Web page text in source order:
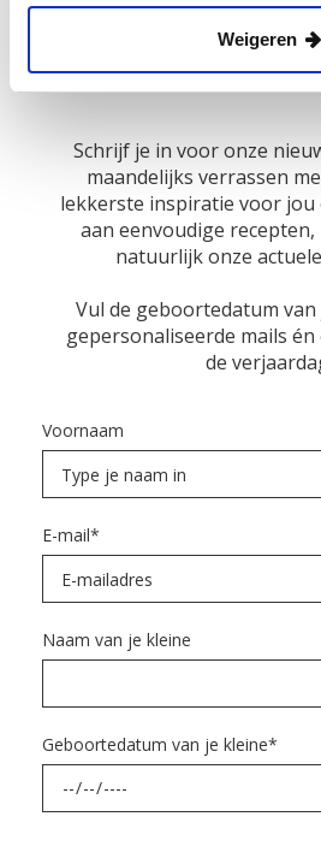
Weigeren
Word familie
Kleine
Schrijf je in voor onze
maandelijks verrassen
lekkerste inspiratie voor jou
aan eenvoudige
natuurlijk onze
Vul de geboortedatum
gepersonaliseerde mails én
de
Voornaam
E-mail*
Naam van je kleine
Geboortedatum van je kleine*